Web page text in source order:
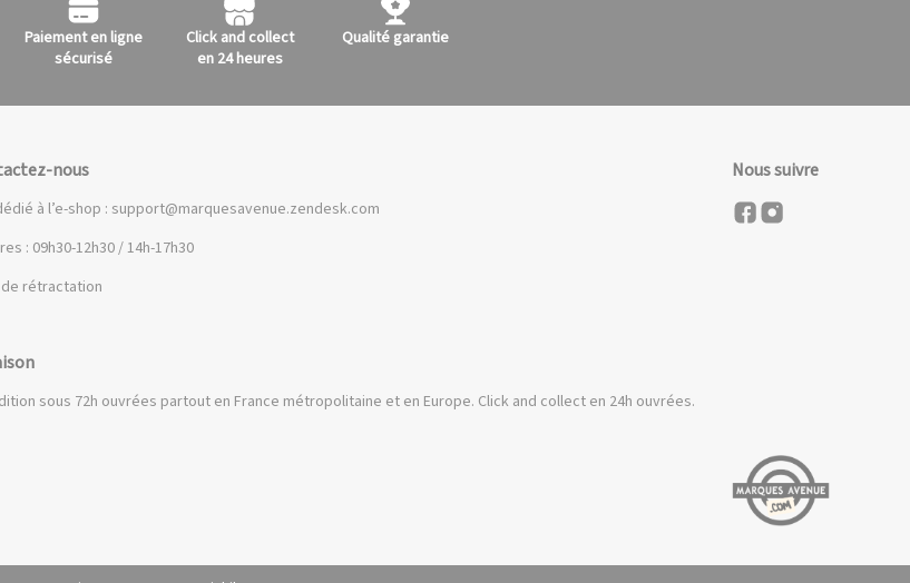
Paiement en ligne
sécurisé
Click and collect
en 24 heures
Qualité garantie
nous
à l’e-shop : support@marquesavenue.zendesk.com
: 09h30-12h30 / 14h-17h30
rétractation
sous 72h ouvrées partout en France métropolitaine et en Europe. Click and collect en 24h ouvrées.
Nous suivre